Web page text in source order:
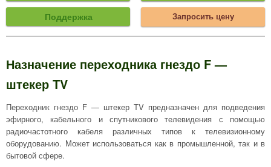
Поддержка Запросить цену
Назначение переходника гнездо F —
штекер TV
Переходник гнездо F — штекер TV предназначен для подведения
эфирного, кабельного и спутникового телевидения с помощью
радиочастотного кабеля различных типов к телевизионному
оборудованию. Может использоваться как в промышленной, так и в
бытовой сфере.